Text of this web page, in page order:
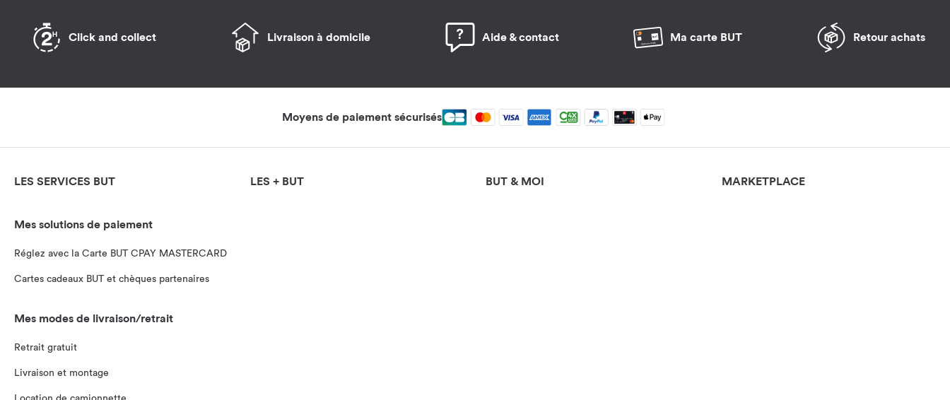
Click and collect Livraison à domicile Aide & contact Ma carte BUT Retour achats
Moyens de paiement sécurisés
LES SERVICES BUT
Mes solutions de paiement
Réglez avec la Carte BUT CPAY MASTERCARD
Cartes cadeaux BUT et chèques partenaires
Mes modes de livraison/retrait
Retrait gratuit
Livraison et montage
LES + BUT BUT & MOI MARKETPLACE